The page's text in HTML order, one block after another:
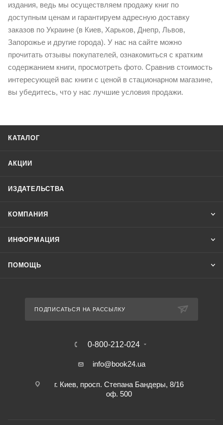
издания, ведь мы осуществляем продажу книг по
доступным ценам и гарантируем адресную доставку
заказов по Украине (в Киев, Харьков, Днепр, Львов,
Запорожье и другие города). У нас на сайте можно
прочитать отзывы покупателей, ознакомиться с кратким
содержанием книги, просмотреть фото. Сравнив стоимость
интересующей вас книги с ценой в стационарном магазине,
вы убедитесь, что у нас лучшие условия продажи.
КАТАЛОГ
АКЦИИ
ИЗДАТЕЛЬСТВА
КОМПАНИЯ
ИНФОРМАЦИЯ
ПОМОЩЬ
ПОДПИСАТЬСЯ НА РАССЫЛКУ
0-800-212-024
info@book24.ua
г. Киев, просп. Степана Бандеры, 8/16
оф. 500